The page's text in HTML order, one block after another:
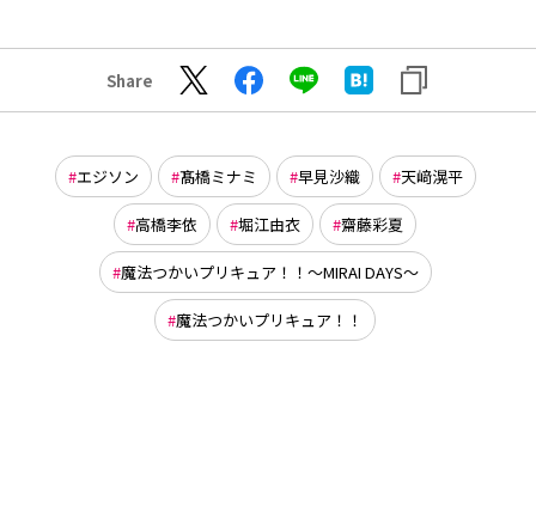
Share
エジソン 髙橋ミナミ 早見沙織 天﨑滉平
高橋李依 堀江由衣 齋藤彩夏
魔法つかいプリキュア！！～MIRAI DAYS～
魔法つかいプリキュア！！